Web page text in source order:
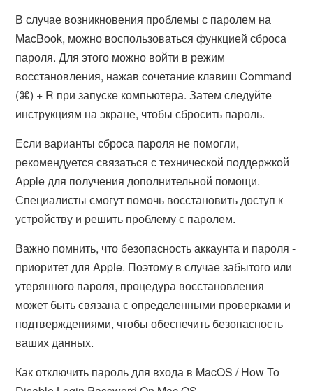
В случае возникновения проблемы с паролем на
MacBook, можно воспользоваться функцией сброса
пароля. Для этого можно войти в режим
восстановления, нажав сочетание клавиш Command
(⌘) + R при запуске компьютера. Затем следуйте
инструкциям на экране, чтобы сбросить пароль.
Если варианты сброса пароля не помогли,
рекомендуется связаться с технической поддержкой
Apple для получения дополнительной помощи.
Специалисты смогут помочь восстановить доступ к
устройству и решить проблему с паролем.
Важно помнить, что безопасность аккаунта и пароля -
приоритет для Apple. Поэтому в случае забытого или
утерянного пароля, процедура восстановления
может быть связана с определенными проверками и
подтверждениями, чтобы обеспечить безопасность
ваших данных.
Как отключить пароль для входа в MacOS / How To